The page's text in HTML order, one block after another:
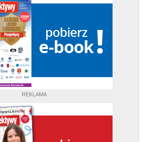
REKLAMA